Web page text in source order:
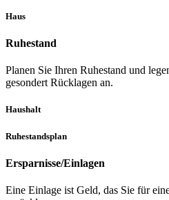
Haus
Ruhestand
Planen Sie Ihren Ruhestand und
gesondert Rücklagen an.
Haushalt
Ruhestandsplan
Ersparnisse/Einlagen
Eine Einlage ist Geld, das Sie für